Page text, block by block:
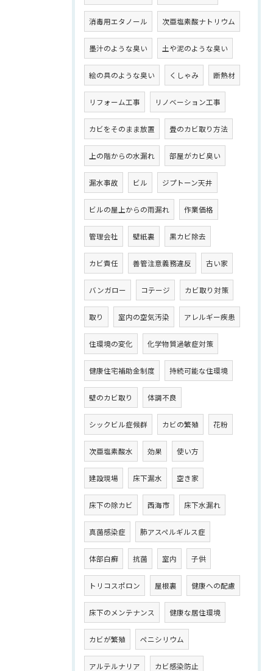
消毒用エタノール 次亜塩素酸ナトリウム
墨汁のような臭い 土や泥のような臭い
絵の具のような臭い くしゃみ 断熱材
リフォーム工事 リノベーション工事
カビをそのまま放置 畳のカビ取り方法
上の階からの水漏れ 部屋がカビ臭い
漏水事故 ビル ジプトーン天井
ビルの屋上からの雨漏れ 作業価格
管理会社 壁紙裏 黒カビ除去
カビ責任 善管注意義務違反 古い家
バンガロー コテージ カビ取り対策
取り 室内の空気汚染 アレルギー疾患
住環境の変化 化学物質過敏症対策
健康住宅補助金制度 持続可能な住環境
壁のカビ取り 体調不良
シックビル症候群 カビの繁殖 花粉
次亜塩素酸水 効果 使い方
建設現場 床下漏水 空き家
床下の除カビ 西海市 床下水漏れ
真菌感染症 肺アスペルギルス症
体部白癬 抗菌 室内 子供
トリコスポロン 屋根裏 健康への配慮
床下のメンテナンス 健康な居住環境
カビが繁殖 ペニシリウム
アルテルナリア カビ感染防止